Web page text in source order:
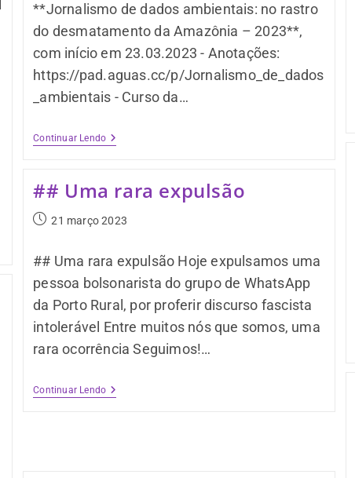
**Jornalismo de dados ambientais: no rastro
do desmatamento da Amazônia – 2023**,
com início em 23.03.2023 - Anotações:
https://pad.aguas.cc/p/Jornalismo_de_dados
_ambientais - Curso da…
Continuar Lendo
## Uma rara expulsão
21 março 2023
## Uma rara expulsão Hoje expulsamos uma
pessoa bolsonarista do grupo de WhatsApp
da Porto Rural, por proferir discurso fascista
intolerável Entre muitos nós que somos, uma
rara ocorrência Seguimos!…
Continuar Lendo